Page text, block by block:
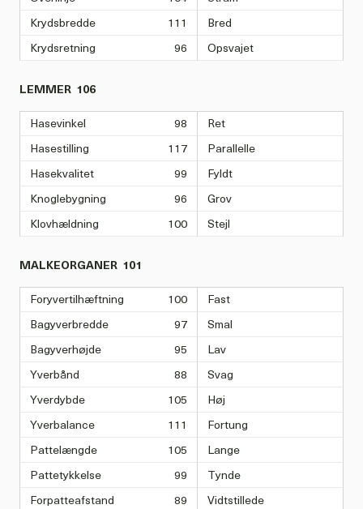
Krydsbredde
111
Bred
Krydsretning
96 Opsvajet
LEMMER 106
Hasevinkel 98
Ret
Hasestilling
117
Parallelle
Hasekvalitet
99
Fyldt
Knoglebygning
96
Grov
Klovhældning
100 Stejl
MALKEORGANER 101
Foryvertilhæftning 100
Fast
Bagyverbredde
97
Smal
Bagyverhøjde
95
Lav
Yverbånd
88
Svag
Yverdybde
105
Høj
Yverbalance
111
Fortung
Pattelængde
105
Lange
Pattetykkelse
99
Tynde
Forpatteafstand
89
Vidtstillede